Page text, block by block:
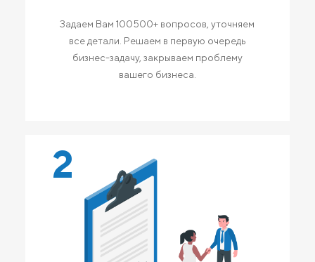
Задаем Вам 100500+ вопросов, уточняем
все детали. Решаем в первую очередь
бизнес-задачу, закрываем проблему
вашего бизнеса.
2